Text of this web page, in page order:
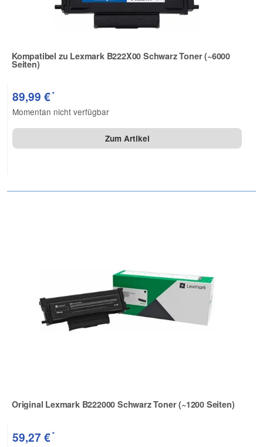
Kompatibel zu Lexmark B222X00 Schwarz Toner (~6000
Seiten)
Zur Artikelbewertung
89,99 €*
Momentan nicht verfügbar
Zum Artikel
Original Lexmark B222000 Schwarz Toner (~1200 Seiten)
Zur Artikelbewertung
59,27 €*